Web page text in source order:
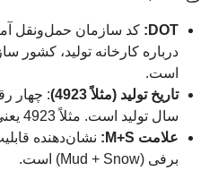
DOT:
کد سازمان حمل‌ونقل
درباره کارخانه تولید، کشور
است.
تاریخ تولید (مثلاً 4923)
: چهار
سال تولید است. مثلاً 4923 یعنی هفته 49 از سال 2023.
علامت M+S:
نشان‌دهنده
برفی (Mud + Snow) است.